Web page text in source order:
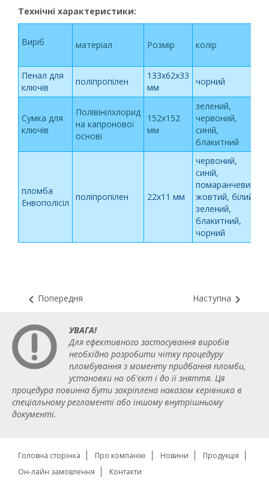
Технічні характеристики:
Виріб матеріал Розмір колір
Пенал для
ключів
поліпропілен
133х62х33
мм
чорний
Сумка для
ключів
Полівінілхлорид
на капронової
основі
152х152
мм
зелений,
червоний,
синій,
блакитний
пломба
Енвополісіл
поліпропілен 22х11 мм
червоний,
синій,
помаранчевий,
жовтий, білий,
зелений,
блакитний,
чорний
Попередня Наступна
УВАГА!
Для ефективного застосування виробів
необхідно розробити чітку процедуру
пломбування з моменту придбання пломби,
установки на об'єкт і до її зняття. Ця
процедура повинна бути закріплена наказом керівника в
спеціальному регламенті або іншому внутрішньому
документі.
Головна сторінка Про компанію Новини
Продукція
Он-лайн замовлення
Контакти